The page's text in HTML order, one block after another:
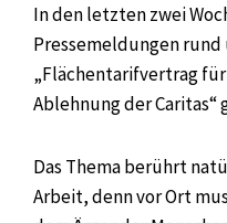
In den letzten zwei
Pressemeldungen rund
„Flächentarifvertrag
Ablehnung der Caritas“
Das Thema berührt
Arbeit, denn vor Ort